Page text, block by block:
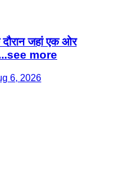
जहां एक ओर
more
6, 2026